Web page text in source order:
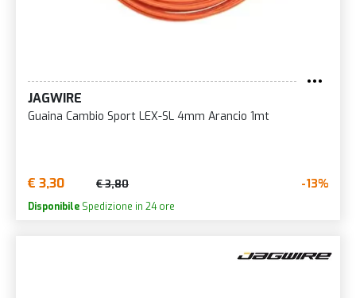
JAGWIRE
Guaina Cambio Sport LEX-SL 4mm Arancio 1mt
€ 3,30 € 3,80 -13%
Disponibile Spedizione in 24 ore